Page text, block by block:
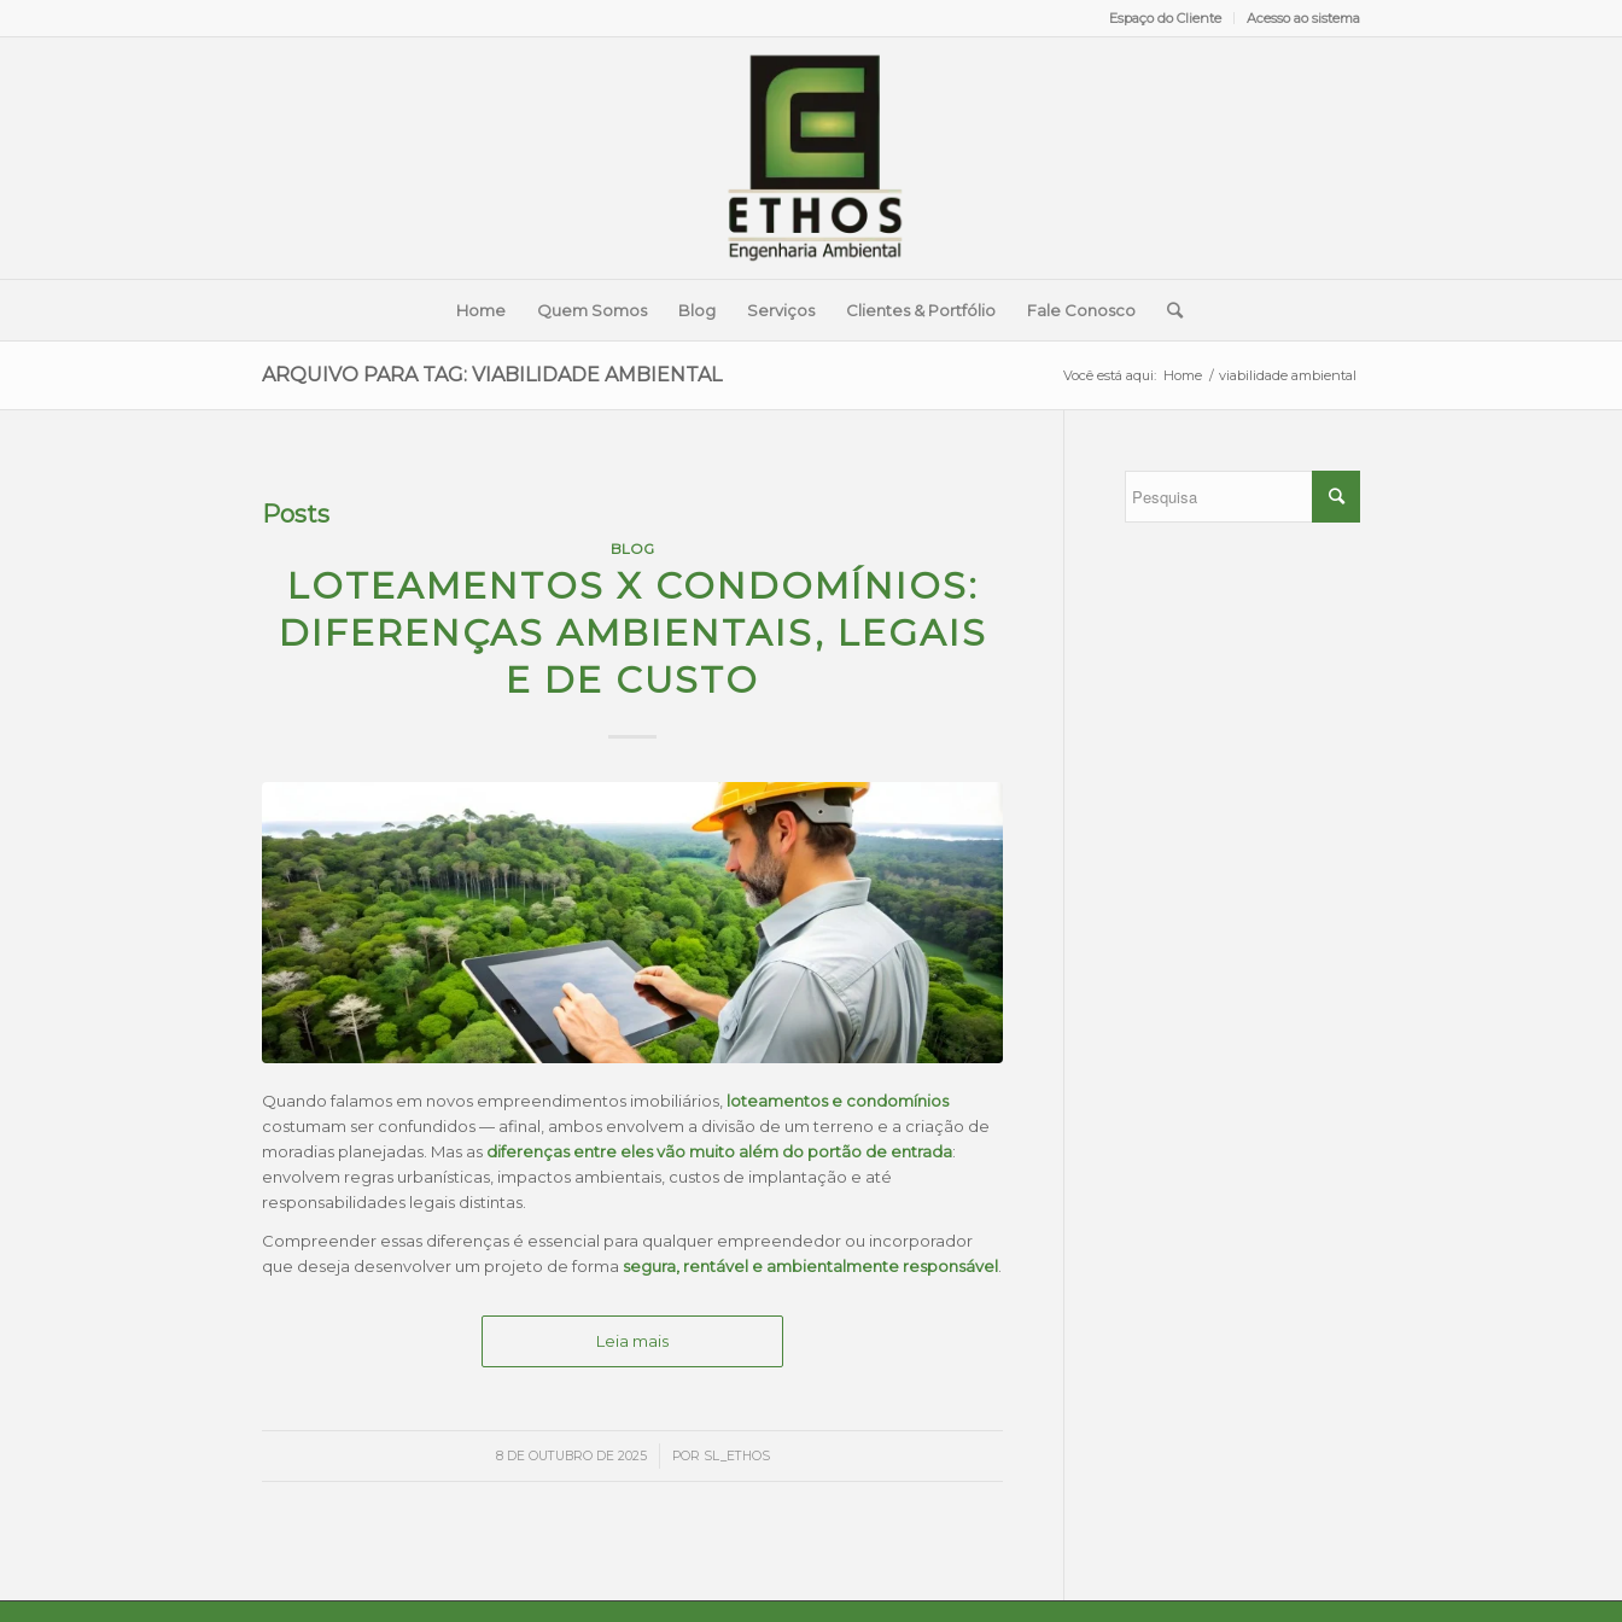
Espaço do Cliente Acesso ao sistema
Home Quem Somos Blog Serviços Clientes & Portfólio Fale Conosco
ARQUIVO PARA TAG: VIABILIDADE AMBIENTAL Você está aqui: Home / viabilidade ambiental
Posts
BLOG
LOTEAMENTOS X CONDOMÍNIOS:
DIFERENÇAS AMBIENTAIS, LEGAIS
E DE CUSTO
Quando falamos em novos empreendimentos imobiliários, loteamentos e condomínios
costumam ser confundidos — afinal, ambos envolvem a divisão de um terreno e a criação de
moradias planejadas. Mas as diferenças entre eles vão muito além do portão de entrada:
envolvem regras urbanísticas, impactos ambientais, custos de implantação e até
responsabilidades legais distintas.
Compreender essas diferenças é essencial para qualquer empreendedor ou incorporador
que deseja desenvolver um projeto de forma segura, rentável e ambientalmente responsável.
Leia mais
8 DE OUTUBRO DE 2025
/ POR SL_ETHOS